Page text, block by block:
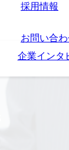
採用情報
お問い合
企業インタ